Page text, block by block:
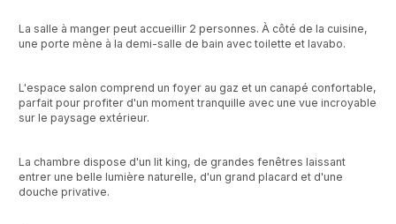
La salle à manger peut accueillir 2 personnes. À côté de la cuisine,
une porte mène à la demi-salle de bain avec toilette et lavabo.
L'espace salon comprend un foyer au gaz et un canapé confortable,
parfait pour profiter d'un moment tranquille avec une vue incroyable
sur le paysage extérieur.
La chambre dispose d'un lit king, de grandes fenêtres laissant
entrer une belle lumière naturelle, d'un grand placard et d'une
douche privative.